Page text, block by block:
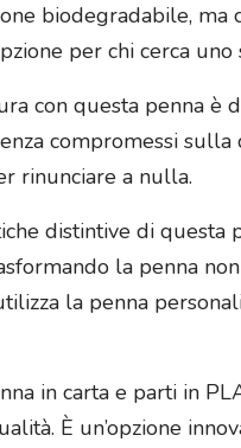
biodegradabile, ma
per chi cerca
con questa penna
compromessi
rinunciare a nulla.
distintive di questa
la penna
la penna
in carta e parti in
È un’opzione